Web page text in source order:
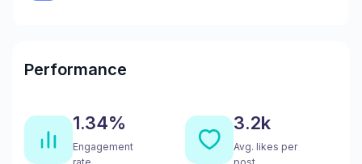
Performance
1.34%
Engagement
3.2k
Avg. likes per